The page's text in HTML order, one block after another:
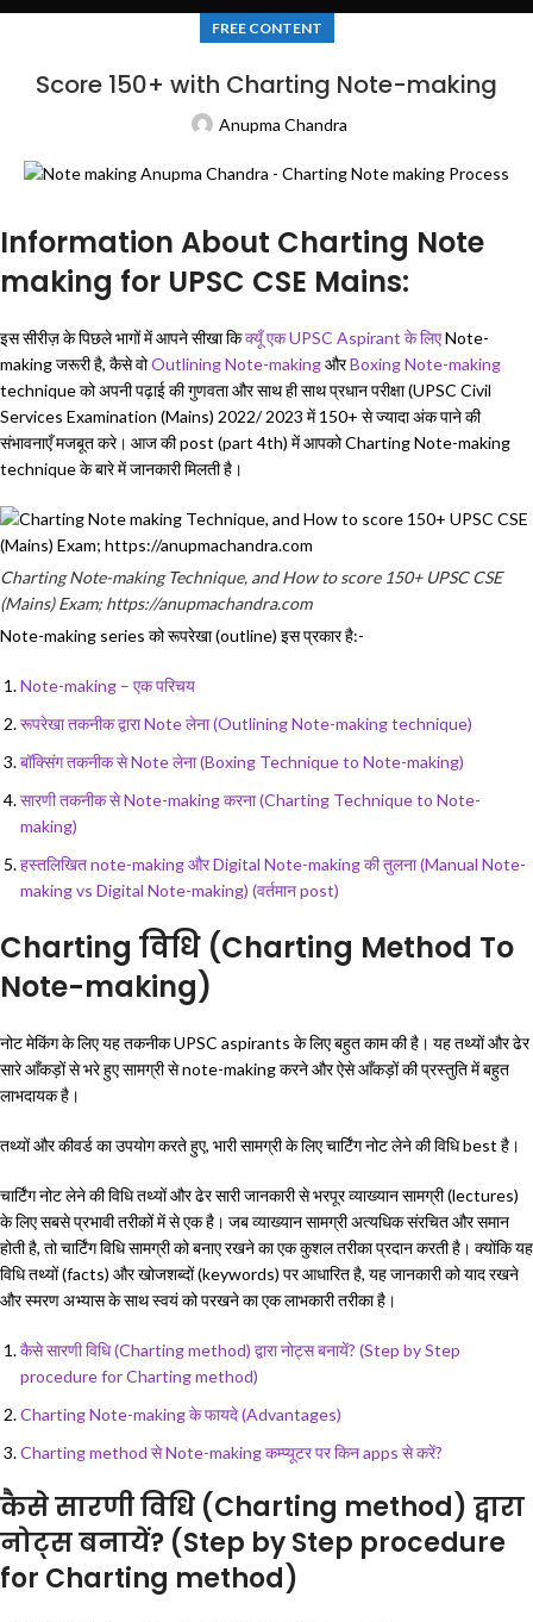
FREE CONTENT
Score 150+ with Charting Note-making
Anupma Chandra
Information About Charting Note
making for UPSC CSE Mains:
इस सीरीज़ के पिछले भागों में आपने सीखा किक्यूँ एक UPSC Aspirant के लिएNote-
making जरूरी है, कैसे वोOutlining Note-makingऔरBoxing Note-making
technique को अपनी पढ़ाई की गुणवता और साथ ही साथ प्रधान परीक्षा (UPSC Civil
Services Examination (Mains) 2022/ 2023 में 150+ से ज्यादा अंक पाने की
संभावनाएँ मजबूत करे। आज की post (part 4th) में आपको Charting Note-making
technique के बारे में जानकारी मिलती है।
Charting Note-making Technique, and How to score 150+ UPSC CSE
(Mains) Exam; https://anupmachandra.com
Note-making series को रूपरेखा (outline) इस प्रकार है:-
Note-making – एक परिचय
रूपरेखा तकनीक द्वारा Note लेना (Outlining Note-making technique)
बॉक्सिंग तकनीक से Note लेना (Boxing Technique to Note-making)
सारणी तकनीक से Note-making करना (Charting Technique to Note-
making)
हस्तलिखित note-making और Digital Note-making की तुलना (Manual Note-
making vs Digital Note-making) (वर्तमान post)
Charting विधि (Charting Method To
Note-making)
नोट मेकिंग के लिए यह तकनीक UPSC aspirants के लिए बहुत काम की है। यह तथ्यों और ढेर
सारे आँकड़ों से भरे हुए सामग्री से note-making करने और ऐसे आँकड़ों की प्रस्तुति में बहुत
लाभदायक है।
तथ्यों और कीवर्ड का उपयोग करते हुए, भारी सामग्री के लिए चार्टिंग नोट लेने की विधि best है।
चार्टिंग नोट लेने की विधि तथ्यों और ढेर सारी जानकारी से भरपूर व्याख्यान सामग्री (lectures)
के लिए सबसे प्रभावी तरीकों में से एक है। जब व्याख्यान सामग्री अत्यधिक संरचित और समान
होती है, तो चार्टिंग विधि सामग्री को बनाए रखने का एक कुशल तरीका प्रदान करती है। क्योंकि यह
विधि तथ्यों (facts) और खोजशब्दों (keywords) पर आधारित है, यह जानकारी को याद रखने
और स्मरण अभ्यास के साथ स्वयं को परखने का एक लाभकारी तरीका है।
कैसे सारणी विधि (Charting method) द्वारा नोट्स बनायें? (Step by Step
procedure for Charting method)
Charting Note-making के फायदे (Advantages)
Charting method से Note-making कम्प्यूटर पर किन apps से करें?
कैसे सारणी विधि (Charting method) द्वारा
नोट्स बनायें? (Step by Step procedure
for Charting method)